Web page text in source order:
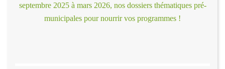
septembre 2025 à mars 2026, nos dossiers thématiques pré-
municipales pour nourrir vos programmes !